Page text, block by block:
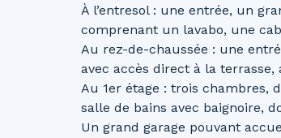
À l’entresol : une entrée, un
comprenant un lavabo, une
Au rez-de-chaussée : une
avec accès direct à la terrasse,
Au 1er étage : trois chambres,
salle de bains avec baignoire,
Un grand garage pouvant